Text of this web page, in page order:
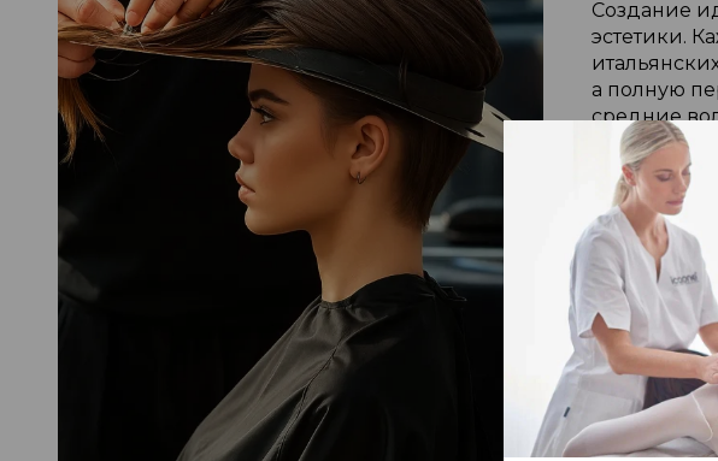
Создание
эстетики.
а полную
средние
ваши
В
четкими
Особое
стрижка
волос,
локонов.
Общая цена
выбранного